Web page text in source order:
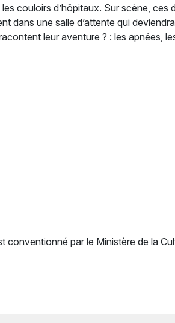
couloirs d’hôpitaux. Sur scène, ces
dans une salle d’attente qui
leur aventure ? : les apnées,
conventionné par le Ministère de la